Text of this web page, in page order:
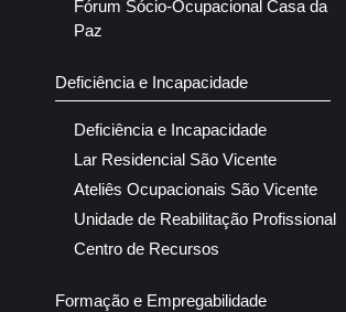
Fórum Sócio-Ocupacional Casa da
Paz
Deficiência e Incapacidade
Deficiência e Incapacidade
Lar Residencial São Vicente
Ateliês Ocupacionais São Vicente
Unidade de Reabilitação Profissional
Centro de Recursos
Formação e Empregabilidade